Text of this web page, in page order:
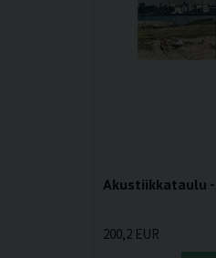
Akustiikkataulu
200,2 EUR